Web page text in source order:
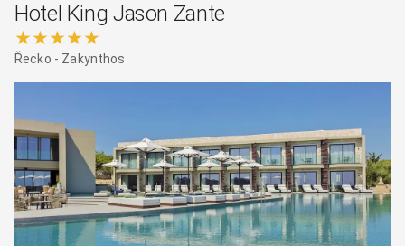
Hotel King Jason Zante
★★★★★
Řecko - Zakynthos